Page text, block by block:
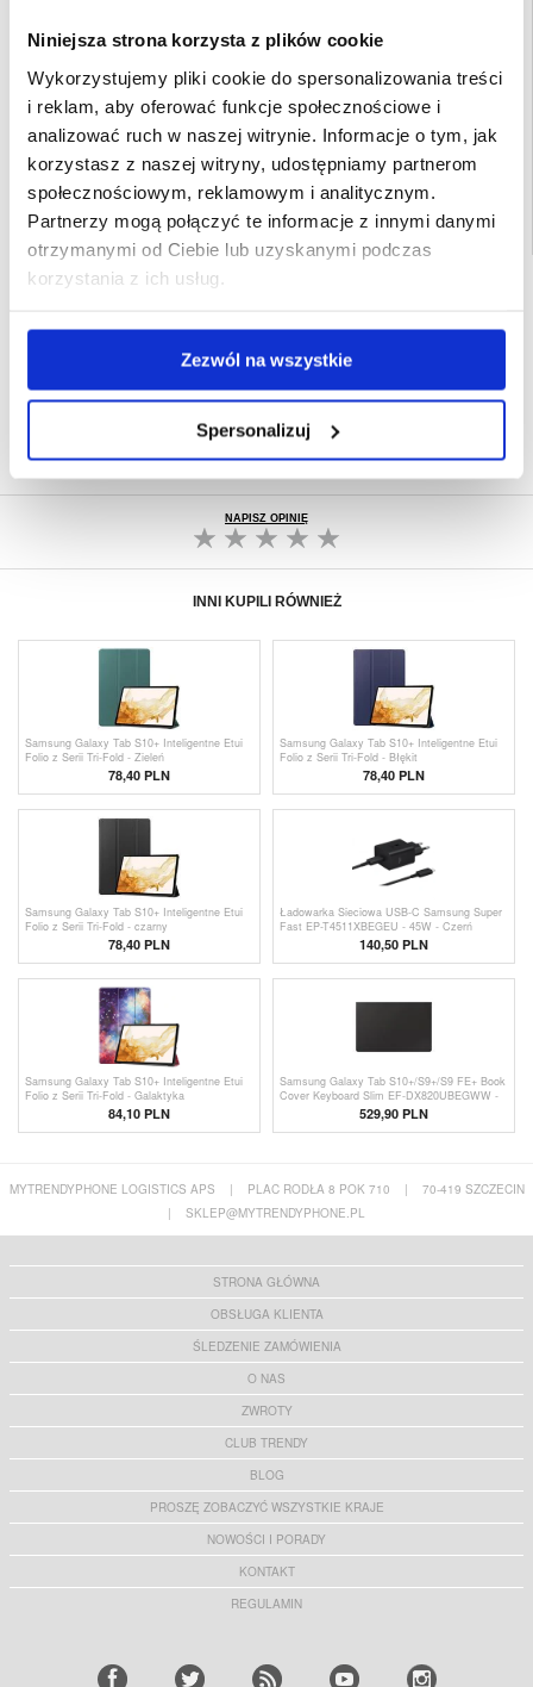
Niniejsza strona korzysta z plików cookie
Wykorzystujemy pliki cookie do spersonalizowania treści
i reklam, aby oferować funkcje społecznościowe i
analizować ruch w naszej witrynie. Informacje o tym, jak
korzystasz z naszej witryny, udostępniamy partnerom
społecznościowym, reklamowym i analitycznym.
Partnerzy mogą połączyć te informacje z innymi danymi
otrzymanymi od Ciebie lub uzyskanymi podczas
korzystania z ich usług.
Zezwól na wszystkie
Spersonalizuj
Opakowanie:Euroblister
EAN: 5714122494214
Powiązane kategorie:
Akcesoria do tabletów i iPada
tabletów,Etui & Akcesoria na tablet Samsung,Samsung Galaxy Tab S10+ Etui
SZYBKA DOSTAWA
7% ZNIŻKI
OBSŁUGA TELEFONICZNA
PONAD 8 000 000 ZADOWOLONYCH
KLIENTÓW
NAPISZ OPINIĘ
INNI KUPILI RÓWNIEŻ
Samsung Galaxy Tab S10+ Inteligentne Etui
Folio z Serii Tri-Fold - Zieleń
78,40 PLN
Samsung Galaxy Tab S10+ Inteligentne Etui
Folio z Serii Tri-Fold - Błękit
78,40 PLN
Samsung Galaxy Tab S10+ Inteligentne Etui
Folio z Serii Tri-Fold - czarny
78,40 PLN
Ładowarka Sieciowa USB-C Samsung Super
Fast EP-T4511XBEGEU - 45W - Czerń
140,50 PLN
Samsung Galaxy Tab S10+ Inteligentne Etui
Folio z Serii Tri-Fold - Galaktyka
84,10 PLN
Samsung Galaxy Tab S10+/S9+/S9 FE+ Book
Cover Keyboard Slim EF-DX820UBEGWW -
Klawisz AI - Czarny529,90 PLN
MYTRENDYPHONE LOGISTICS APS | PLAC RODŁA 8 POK 710 |
70-419 SZCZECIN
|
SKLEP@MYTRENDYPHONE.PL
STRONA GŁÓWNA
OBSŁUGA KLIENTA
ŚLEDZENIE ZAMÓWIENIA
O NAS
ZWROTY
CLUB TRENDY
BLOG
PROSZĘ ZOBACZYĆ WSZYSTKIE KRAJE
NOWOŚCI I PORADY
KONTAKT
REGULAMIN